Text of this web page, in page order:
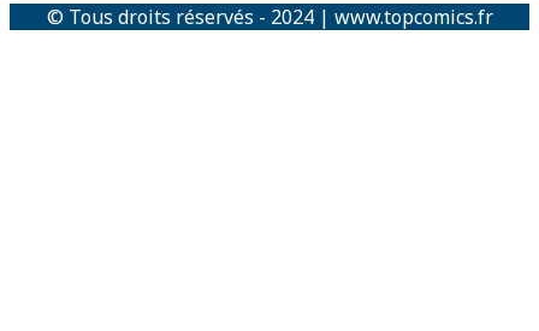
© Tous droits réservés - 2024 | www.topcomics.fr